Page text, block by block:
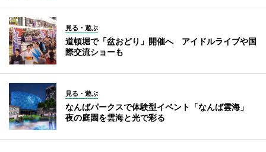
見る・遊ぶ
道頓堀で「盆おどり」開催へ アイドルライブや国
際交流ショーも
見る・遊ぶ
なんばパークスで体験型イベント「なんば雲海」
夜の庭園を雲海と光で彩る